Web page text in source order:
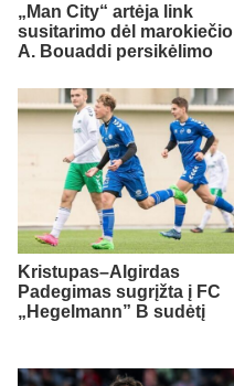
„Man City“ artėja link
susitarimo dėl marokiečio
A. Bouaddi persikėlimo
Kristupas–Algirdas
Padegimas sugrįžta į FC
„Hegelmann” B sudėtį